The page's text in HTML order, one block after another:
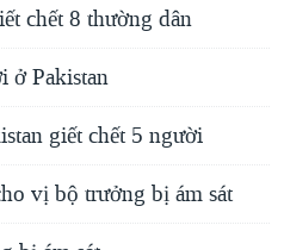
chết 8 thường dân
ở Pakistan
giết chết 5 người
vị bộ trưởng bị ám sát